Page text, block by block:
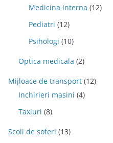
Medicina interna (12)
Pediatri (12)
Psihologi (10)
Optica medicala (2)
Mijloace de transport (12)
Inchirieri masini (4)
Taxiuri (8)
Scoli de soferi (13)